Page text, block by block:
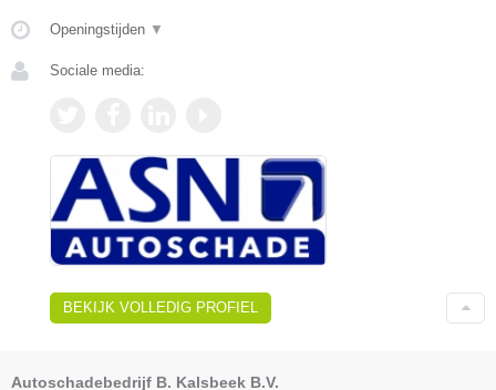
Openingstijden ▼
Sociale media:
BEKIJK VOLLEDIG PROFIEL
Autoschadebedrijf B. Kalsbeek B.V.